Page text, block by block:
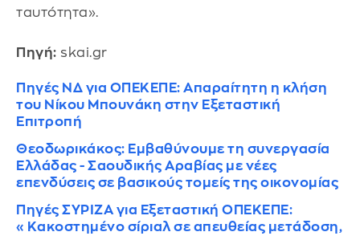
ταυτότητα».
Πηγή: skai.gr
Πηγές ΝΔ για ΟΠΕΚΕΠΕ: Απαραίτητη η κλήση
του Νίκου Μπουνάκη στην Εξεταστική
Επιτροπή
Θεοδωρικάκος: Εμβαθύνουμε τη συνεργασία
Ελλάδας - Σαουδικής Αραβίας με νέες
επενδύσεις σε βασικούς τομείς της οικονομίας
Πηγές ΣΥΡΙΖΑ για Εξεταστική ΟΠΕΚΕΠΕ:
«Κακοστημένο σίριαλ σε απευθείας μετάδοση,